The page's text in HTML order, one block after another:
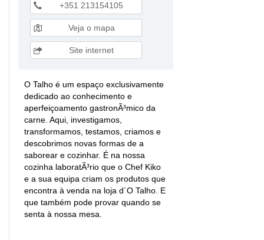
+351 213154105
Veja o mapa
Site internet
O Talho é um espaço exclusivamente
dedicado ao conhecimento e
aperfeiçoamento gastronÃ³mico da
carne. Aqui, investigamos,
transformamos, testamos, criamos e
descobrimos novas formas de a
saborear e cozinhar. É na nossa
cozinha laboratÃ³rio que o Chef Kiko
e a sua equipa criam os produtos que
encontra à venda na loja d´O Talho. E
que também pode provar quando se
senta à nossa mesa.